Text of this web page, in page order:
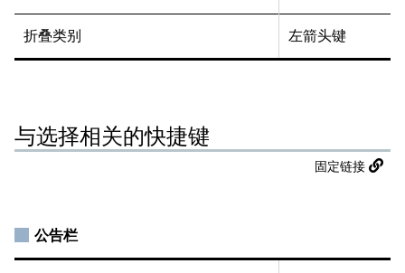
折叠类别 左箭头键
与选择相关的快捷键
固定链接
公告栏